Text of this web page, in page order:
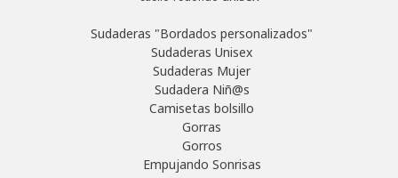
Sudaderas "Bordados personalizados"
Sudaderas Unisex
Sudaderas Mujer
Sudadera Niñ@s
Camisetas bolsillo
Gorras
Gorros
Empujando Sonrisas